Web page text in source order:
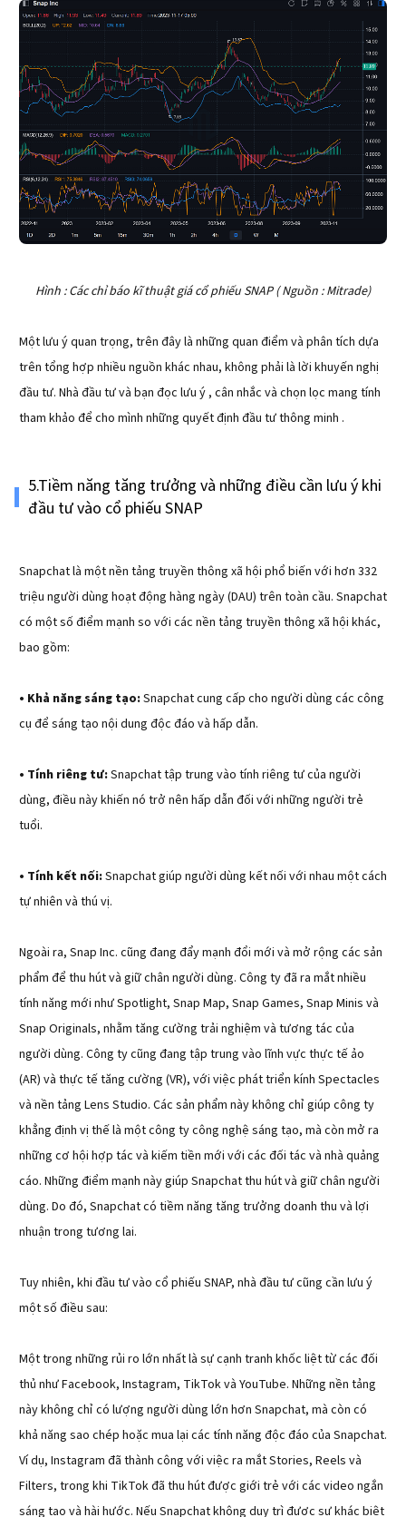
Hình : Các chỉ báo kĩ thuật giá cổ phiếu SNAP ( Nguồn : Mitrade)
Một lưu ý quan trọng, trên đây là những quan điểm và phân tích dựa
trên tổng hợp nhiều nguồn khác nhau, không phải là lời khuyến nghị
đầu tư. Nhà đầu tư và bạn đọc lưu ý , cân nhắc và chọn lọc mang tính
tham khảo để cho mình những quyết định đầu tư thông minh .
5.Tiềm năng tăng trưởng và những điều cần lưu ý khi
đầu tư vào cổ phiếu SNAP
Snapchat là một nền tảng truyền thông xã hội phổ biến với hơn 332
triệu người dùng hoạt động hàng ngày (DAU) trên toàn cầu. Snapchat
có một số điểm mạnh so với các nền tảng truyền thông xã hội khác,
bao gồm:
• Khả năng sáng tạo:Snapchat cung cấp cho người dùng các công
cụ để sáng tạo nội dung độc đáo và hấp dẫn.
• Tính riêng tư:Snapchat tập trung vào tính riêng tư của người
dùng, điều này khiến nó trở nên hấp dẫn đối với những người trẻ
tuổi.
• Tính kết nối:Snapchat giúp người dùng kết nối với nhau một cách
tự nhiên và thú vị.
Ngoài ra, Snap Inc. cũng đang đẩy mạnh đổi mới và mở rộng các sản
phẩm để thu hút và giữ chân người dùng. Công ty đã ra mắt nhiều
tính năng mới như Spotlight, Snap Map, Snap Games, Snap Minis và
Snap Originals, nhằm tăng cường trải nghiệm và tương tác của
người dùng. Công ty cũng đang tập trung vào lĩnh vực thực tế ảo
(AR) và thực tế tăng cường (VR), với việc phát triển kính Spectacles
và nền tảng Lens Studio. Các sản phẩm này không chỉ giúp công ty
khẳng định vị thế là một công ty công nghệ sáng tạo, mà còn mở ra
những cơ hội hợp tác và kiếm tiền mới với các đối tác và nhà quảng
cáo. Những điểm mạnh này giúp Snapchat thu hút và giữ chân người
dùng. Do đó, Snapchat có tiềm năng tăng trưởng doanh thu và lợi
nhuận trong tương lai.
Tuy nhiên, khi đầu tư vào cổ phiếu SNAP, nhà đầu tư cũng cần lưu ý
một số điều sau:
Một trong những rủi ro lớn nhất là sự cạnh tranh khốc liệt từ các đối
thủ như Facebook, Instagram, TikTok và YouTube. Những nền tảng
này không chỉ có lượng người dùng lớn hơn Snapchat, mà còn có
khả năng sao chép hoặc mua lại các tính năng độc đáo của Snapchat.
Ví dụ, Instagram đã thành công với việc ra mắt Stories, Reels và
Filters, trong khi TikTok đã thu hút được giới trẻ với các video ngắn
sáng tạo và hài hước. Nếu Snapchat không duy trì được sự khác biệt